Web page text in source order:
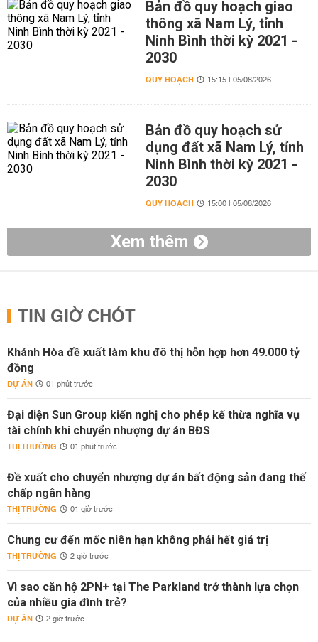
Bản đồ quy hoạch giao
thông xã Nam Lý, tỉnh
Ninh Bình thời kỳ 2021 -
2030
QUY HOẠCH 15:15 | 05/08/2026
Bản đồ quy hoạch sử
dụng đất xã Nam Lý, tỉnh
Ninh Bình thời kỳ 2021 -
2030
QUY HOẠCH 15:00 | 05/08/2026
Xem thêm
TIN GIỜ CHÓT
Khánh Hòa đề xuất làm khu đô thị hỗn hợp hơn 49.000 tỷ
đồng
DỰ ÁN 01 phút trước
Đại diện Sun Group kiến nghị cho phép kế thừa nghĩa vụ
tài chính khi chuyển nhượng dự án BĐS
THỊ TRƯỜNG 01 phút trước
Đề xuất cho chuyển nhượng dự án bất động sản đang thế
chấp ngân hàng
THỊ TRƯỜNG 01 giờ trước
Chung cư đến mốc niên hạn không phải hết giá trị
THỊ TRƯỜNG 2 giờ trước
Vì sao căn hộ 2PN+ tại The Parkland trở thành lựa chọn
của nhiều gia đình trẻ?
DỰ ÁN 2 giờ trước